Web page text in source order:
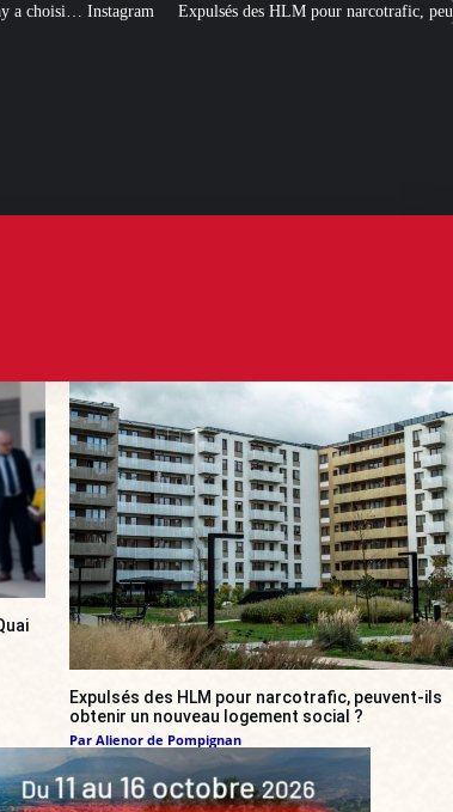
Expulsés des HLM pour narcotrafic, peuvent-ils obtenir un
Expulsés des HLM pour narcotrafic, peuvent-ils
obtenir un nouveau logement social ?
Par Alienor de Pompignan